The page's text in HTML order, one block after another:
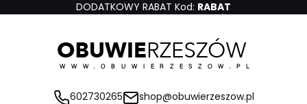
DODATKOWY RABAT Kod: RABAT
602730265 shop@obuwierzeszow.pl